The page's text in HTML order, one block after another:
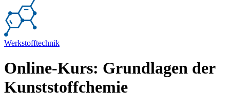
Werkstofftechnik
Online-Kurs: Grundlagen der
Kunststoffchemie